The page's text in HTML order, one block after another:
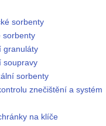
sorbenty
sorbenty
granuláty
soupravy
sorbenty
znečištění a systém
na klíče